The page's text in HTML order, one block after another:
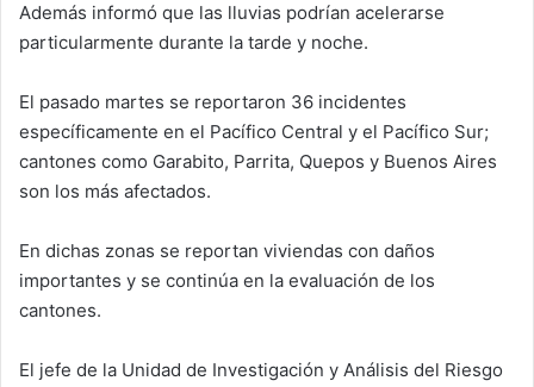
Además informó que las lluvias podrían acelerarse
particularmente durante la tarde y noche.
El pasado martes se reportaron 36 incidentes
específicamente en el Pacífico Central y el Pacífico Sur;
cantones como Garabito, Parrita, Quepos y Buenos Aires
son los más afectados.
En dichas zonas se reportan viviendas con daños
importantes y se continúa en la evaluación de los
cantones.
El jefe de la Unidad de Investigación y Análisis del Riesgo